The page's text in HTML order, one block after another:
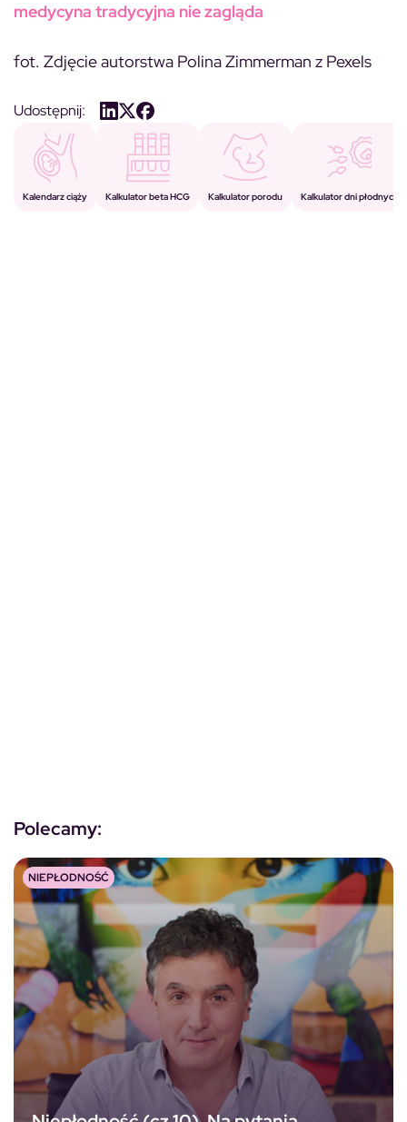
medycyna tradycyjna nie zagląda
fot. Zdjęcie autorstwa Polina Zimmerman z Pexels
Udostępnij:
Kalendarz ciąży Kalkulator beta HCG Kalkulator porodu Kalkulator dni płodnych
Polecamy:
NIEPŁODNOŚĆ